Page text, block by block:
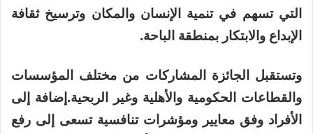
التي تسهم في تنمية الإنسان والمكان وترسيخ ثقافة
الإبداع والابتكار بمنطقة الباحة.
وتستقبل الجائزة المشاركات من مختلف المؤسسات
والقطاعات الحكومية والأهلية وغير الربحية.إضافة إلى
الأفراد وفق معايير ومؤشرات تنافسية تسعى إلى رفع